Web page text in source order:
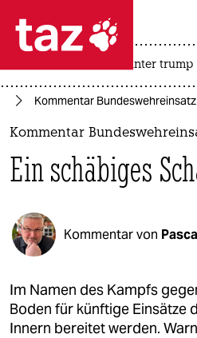
 taz zahl ich
taz zahl ich
politik
öko
gesellschaft
kultur
sport
usa unter trump
Kommentar
Kommentar
Ein schäbiges
Kommentar von
Im Namen des Kampfs
Boden für künftige Einsätze
Innern bereitet werden.